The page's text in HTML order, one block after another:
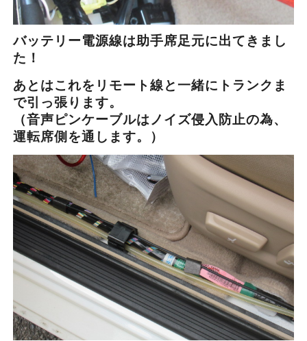
バッテリー電源線は助手席足元に出てきまし
た！
あとはこれをリモート線と一緒にトランクま
で引っ張ります。
（音声ピンケーブルはノイズ侵入防止の為、
運転席側を通します。）